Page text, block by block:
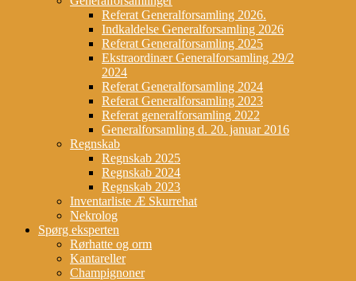
Referat Generalforsamling 2026.
Indkaldelse Generalforsamling 2026
Referat Generalforsamling 2025
Ekstraordinær Generalforsamling 29/2
2024
Referat Generalforsamling 2024
Referat Generalforsamling 2023
Referat generalforsamling 2022
Generalforsamling d. 20. januar 2016
Regnskab
Regnskab 2025
Regnskab 2024
Regnskab 2023
Inventarliste Æ Skurrehat
Nekrolog
Spørg eksperten
Rørhatte og orm
Kantareller
Champignoner